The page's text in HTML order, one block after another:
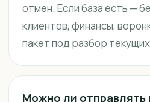
отмен. Если база есть —
клиентов, финансы,
пакет под разбор
Можно ли отправлять